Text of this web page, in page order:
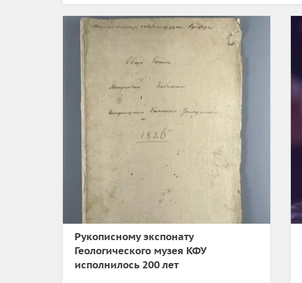
Рукописному экспонату
Геологического музея КФУ
исполнилось 200 лет